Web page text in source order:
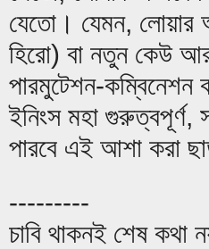
যেতো। যেমন, লোয়ার
হিরো) বা নতুন কেউ
পারমুটেশন-কম্বিনেশন
ইনিংস মহা গুরুত্বপূর্ণ,
পারবে এই আশা করা
---------
চাবি থাকনই শেষ কথা